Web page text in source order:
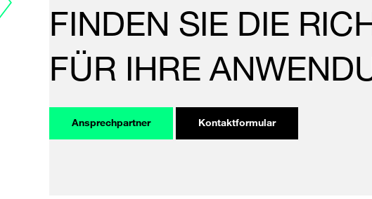
FINDEN SIE DIE
FÜR IHRE
Ansprechpartner Kontaktformular